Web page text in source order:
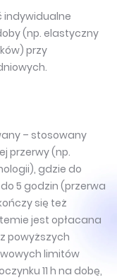
indywidualne
(np. elastyczny
przy
– stosowany
przerwy (np.
gdzie do
5 godzin (przerwa
się też
jest opłacana
powyższych
limitów
11 h na dobę,